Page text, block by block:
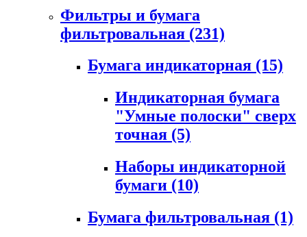
Фильтры и бумага
фильтровальная (231)
Бумага индикаторная (15)
Индикаторная бумага
"Умные полоски" сверх
точная (5)
Наборы индикаторной
бумаги (10)
Бумага фильтровальная (1)